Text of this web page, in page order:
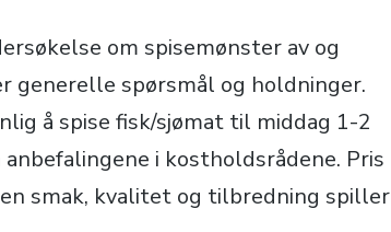
om spisemønster av og
generelle spørsmål og holdninger.
å spise fisk/sjømat til middag 1-2
i kostholdsrådene. Pris
smak, kvalitet og tilbredning spiller